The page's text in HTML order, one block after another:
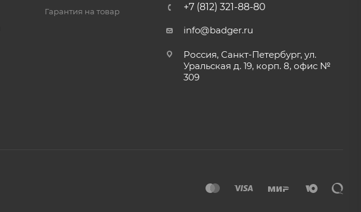
Гарантия на товар
+7 (812) 321-88-80
info@badger.ru
Россия, Санкт-Петербург, ул.
Уральская д. 19, корп. 8, офис №
309